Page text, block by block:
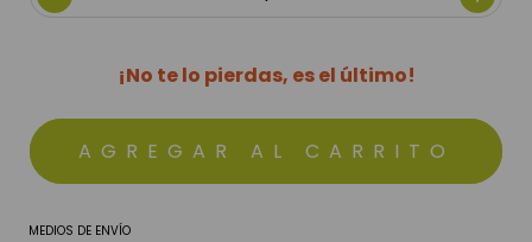
¡No te lo pierdas, es el último!
MEDIOS DE ENVÍO